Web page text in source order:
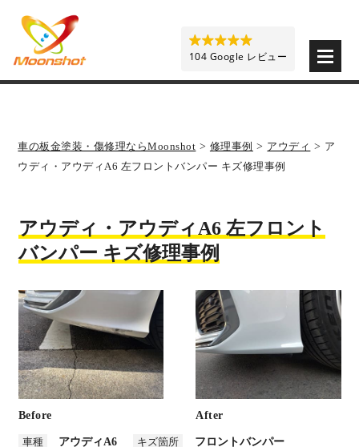
車の板金塗装・傷修理ならMoonshot > 修理事例 > アウディ > ア
ウディ・アウディA6 左フロントバンパー キズ修理事例
アウディ・アウディA6 左フロント
バンパー キズ修理事例
Before After
車種 アウディA6 キズ箇所
フロントバンパー
104 Google レビュー